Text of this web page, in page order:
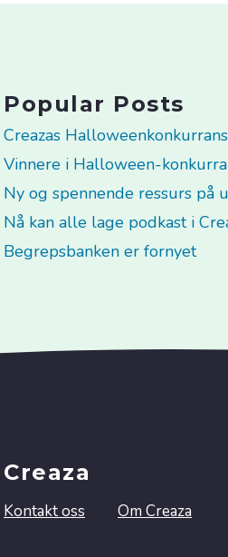
Popular Posts
Creazas
Vinnere i Halloween-
Ny og spennende ressurs på
Nå kan alle lage podkast i
Begrepsbanken er fornyet
Creaza
Kontakt oss Om Creaza